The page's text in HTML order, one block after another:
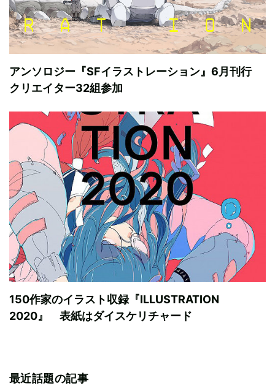
アンソロジー『SFイラストレーション』6月刊行
クリエイター32組参加
150作家のイラスト収録『ILLUSTRATION
2020』 表紙はダイスケリチャード
最近話題の記事